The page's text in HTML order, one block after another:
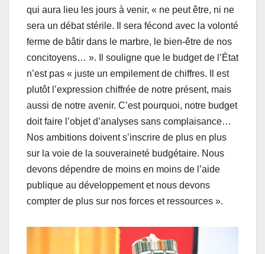
qui aura lieu les jours à venir, « ne peut être, ni ne
sera un débat stérile. Il sera fécond avec la volonté
ferme de bâtir dans le marbre, le bien-être de nos
concitoyens… ». Il souligne que le budget de l’État
n’est pas « juste un empilement de chiffres. Il est
plutôt l’expression chiffrée de notre présent, mais
aussi de notre avenir. C’est pourquoi, notre budget
doit faire l’objet d’analyses sans complaisance…
Nos ambitions doivent s’inscrire de plus en plus
sur la voie de la souveraineté budgétaire. Nous
devons dépendre de moins en moins de l’aide
publique au développement et nous devons
compter de plus sur nos forces et ressources ».